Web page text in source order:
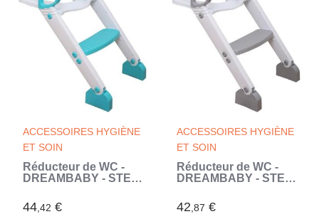
ACCESSOIRES HYGIÈNE
ET SOIN
Réducteur de WC -
DREAMBABY - STEP-
d'apprentissage de la
propreté - 2 étages
44,42 €
ACCESSOIRES HYGIÈNE
ET SOIN
Réducteur de WC -
DREAMBABY - STEP-
d'apprentissage de la
propreté - 2 étages
42,87 €